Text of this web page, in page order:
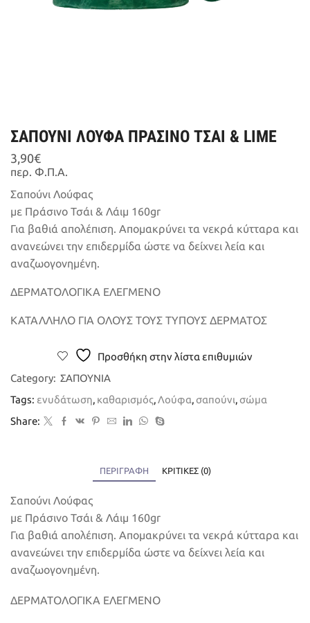
ΣΑΠΟΥΝΙ ΛΟΥΦΑ ΠΡΑΣΙΝΟ ΤΣΑΙ & LIME
3,90€
περ. Φ.Π.Α.
Σαπούνι Λούφας
με Πράσινο Τσάι & Λάιμ 160gr
Για βαθιά απολέπιση. Απομακρύνει τα νεκρά κύτταρα και
ανανεώνει την επιδερμίδα ώστε να δείχνει λεία και
αναζωογονημένη.
ΔΕΡΜΑΤΟΛΟΓΙΚΑ ΕΛΕΓΜEΝΟ
ΚΑΤΑΛΛΗΛΟ ΓΙΑ ΟΛΟΥΣ ΤΟΥΣ ΤΥΠΟΥΣ ΔΕΡΜΑΤΟΣ
Προσθήκη στην λίστα επιθυμιών
Category: ΣΑΠΟΥΝΙΑ
Tags: ενυδάτωση, καθαρισμός,Λούφα,σαπούνι,σώμα
Share:
ΠΕΡΙΓΡΑΦΉ ΚΡΙΤΙΚΈΣ (0)
Σαπούνι Λούφας
με Πράσινο Τσάι & Λάιμ 160gr
Για βαθιά απολέπιση. Απομακρύνει τα νεκρά κύτταρα και
ανανεώνει την επιδερμίδα ώστε να δείχνει λεία και
αναζωογονημένη.
ΔΕΡΜΑΤΟΛΟΓΙΚΑ ΕΛΕΓΜEΝΟ